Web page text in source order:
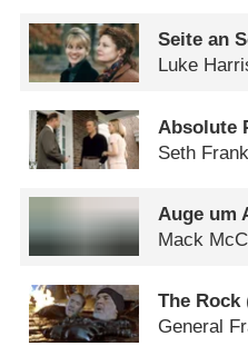
Seite an
Luke
Absolute
Seth Frank
Auge um
Mack
The Rock
General